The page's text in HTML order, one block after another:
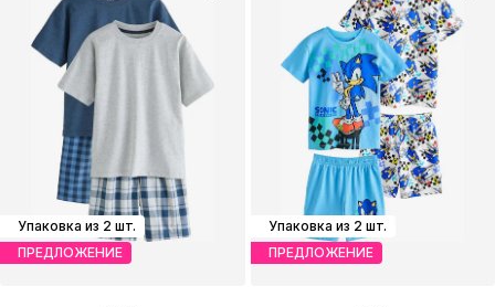
Упаковка из 2 шт.
ПРЕДЛОЖЕНИЕ
Упаковка из 2 шт.
ПРЕДЛОЖЕНИЕ